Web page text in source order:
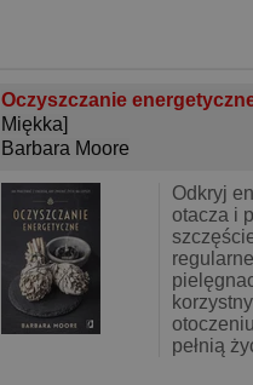
Oczyszczanie
Miękka]
Barbara Moore
Odkryj
otacza i
pełnią